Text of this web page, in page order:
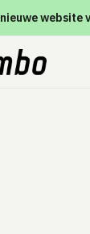
nieuwe website